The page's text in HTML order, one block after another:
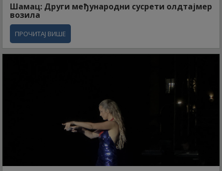
Шамац: Други међународни сусрети олдтајмер
возила
ПРОЧИТАЈ ВИШЕ